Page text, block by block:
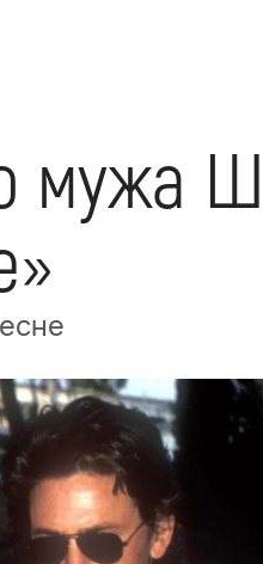
мужа